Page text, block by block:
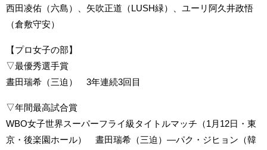
西田凌佑（六島）、矢吹正道（LUSH緑）、ユーリ阿久井政悟
（倉敷守安）
【プロ女子の部】
▽最優秀選手賞
晝田瑞希（三迫） 3年連続3回目
▽年間最高試合賞
WBO女子世界スーパーフライ級タイトルマッチ（1月12日・東
京・後楽園ホール） 晝田瑞希（三迫）―パク・ジヒョン（韓